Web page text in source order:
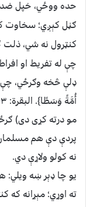
حده ووځي، خپل ضد
ګڼل کېږي؛ سخاوت
کنټرول نه شي،
چې له تفريط او
ډلې څخه وګرځي، چې
مو درته كړى دى)
پردې دې هم
نه کولو ولاړې دي.
يو چا ډېر ښه
ته اوړي؛ مېړانه